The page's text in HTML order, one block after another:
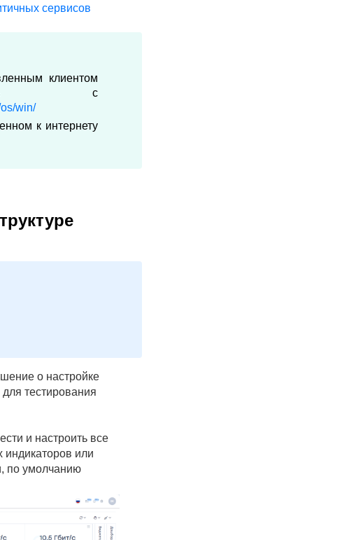
сервисов
клиентом
с
win/
к интернету
о настройке
тестирования
и настроить все
индикаторов или
по умолчанию